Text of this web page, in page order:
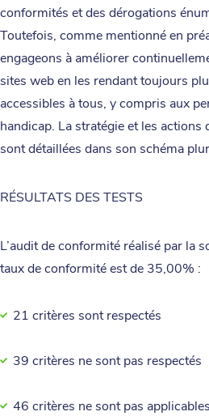
conformités et des dérogations
Toutefois, comme mentionné en
engageons à améliorer
sites web en les rendant toujours
accessibles à tous, y compris aux
handicap. La stratégie et les actions
sont détaillées dans son schéma
RÉSULTATS DES TESTS
L’audit de conformité réalisé par la
taux de conformité est de 35,00% :
21 critères sont respectés
39 critères ne sont pas respectés
46 critères ne sont pas applicables